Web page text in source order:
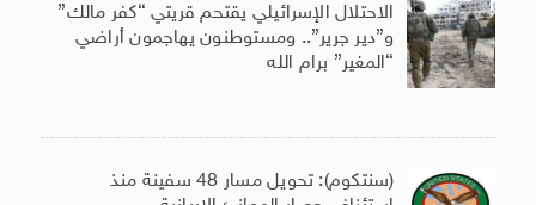
الاحتلال الإسرائيلي يقتحم قريتي “كفر مالك”
و”دير جرير”.. ومستوطنون يهاجمون أراضي
“المغير” برام الله
(سنتكوم): تحويل مسار 48 سفينة منذ